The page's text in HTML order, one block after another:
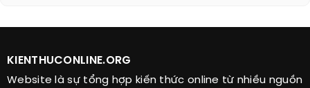
KIENTHUCONLINE.ORG
Website là sự tổng hợp kiến thức online từ nhiều nguồn